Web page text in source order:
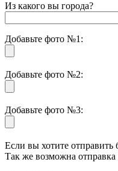
Из какого вы города?
Добавьте фото №1:
Добавьте фото №2:
Добавьте фото №3:
Если вы хотите
Так же возможна отправка